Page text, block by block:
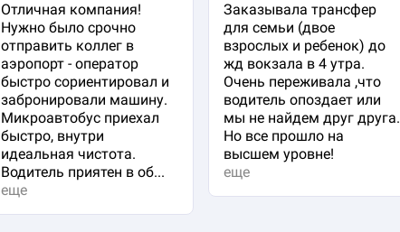
Отличная компания!
Нужно было срочно
отправить коллег в
аэропорт - оператор
быстро сориентировал и
забронировали машину.
Микроавтобус приехал
быстро, внутри
идеальная чистота.
Водитель приятен в об...
еще
Заказывала трансфер
для семьи (двое
взрослых и ребенок) до
жд вокзала в 4 утра.
Очень переживала ,что
водитель опоздает или
мы не найдем друг друга.
Но все прошло на
высшем уровне!
еще